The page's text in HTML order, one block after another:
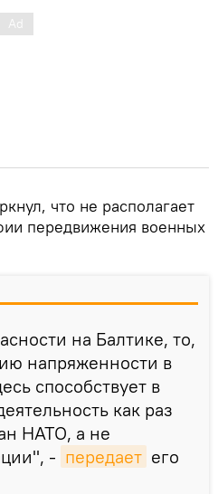
что не располагает
передвижения военных
на Балтике, то,
напряженности в
способствует в
как раз
НАТО, а не
- передает его